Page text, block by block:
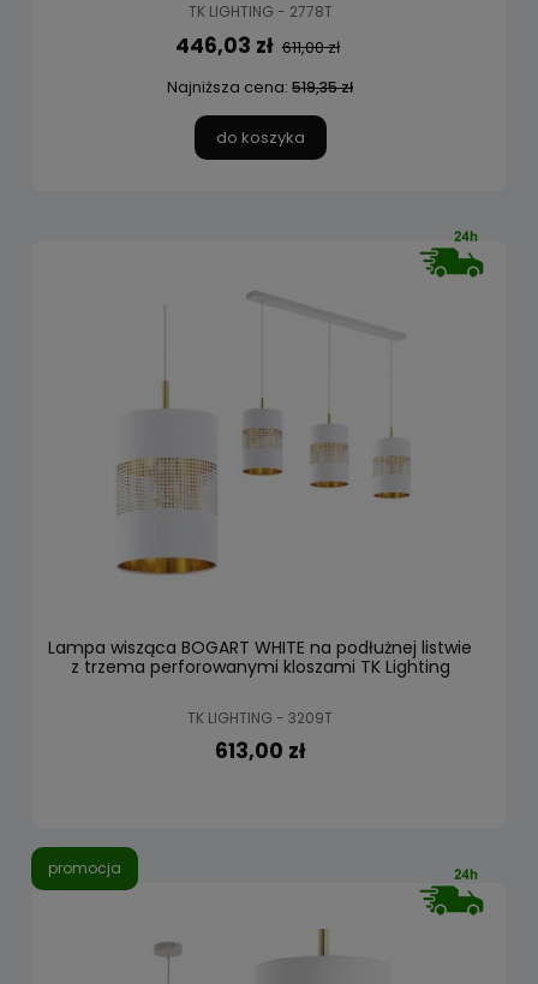
TK LIGHTING - 2778T
446,03 zł 611,00 zł
Najniższa cena: 519,35 zł
do koszyka
Lampa wisząca BOGART WHITE na podłużnej listwie
z trzema perforowanymi kloszami TK Lighting
TK LIGHTING - 3209T
613,00 zł
promocja